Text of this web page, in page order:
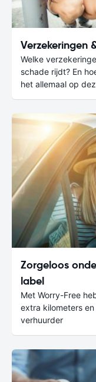
Verzekeringen
Welke
schade rijdt? En
het allemaal op
Zorgeloos
label
Met Worry-Free
extra kilometers
verhuurder